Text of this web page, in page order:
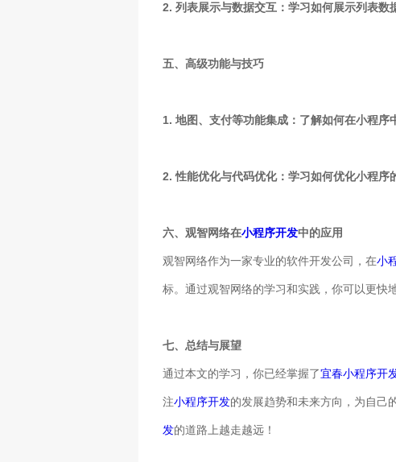
2. 列表展示与数据交互：学习如何展示列表数
五、高级功能与技巧
1. 地图、支付等功能集成：了解如何在小程序
2. 性能优化与代码优化：学习如何优化小程序
六、观智网络在小程序开发中的应用
观智网络作为一家专业的软件开发公司，在小
标。通过观智网络的学习和实践，你可以更快
七、总结与展望
通过本文的学习，你已经掌握了宜春小程序开
注小程序开发的发展趋势和未来方向，为自己
发的道路上越走越远！